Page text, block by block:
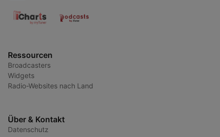
Ressourcen
Broadcasters
Widgets
Radio-Websites nach Land
Über & Kontakt
Datenschutz